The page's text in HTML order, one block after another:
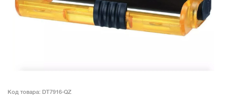
Код товара: DT7916-QZ